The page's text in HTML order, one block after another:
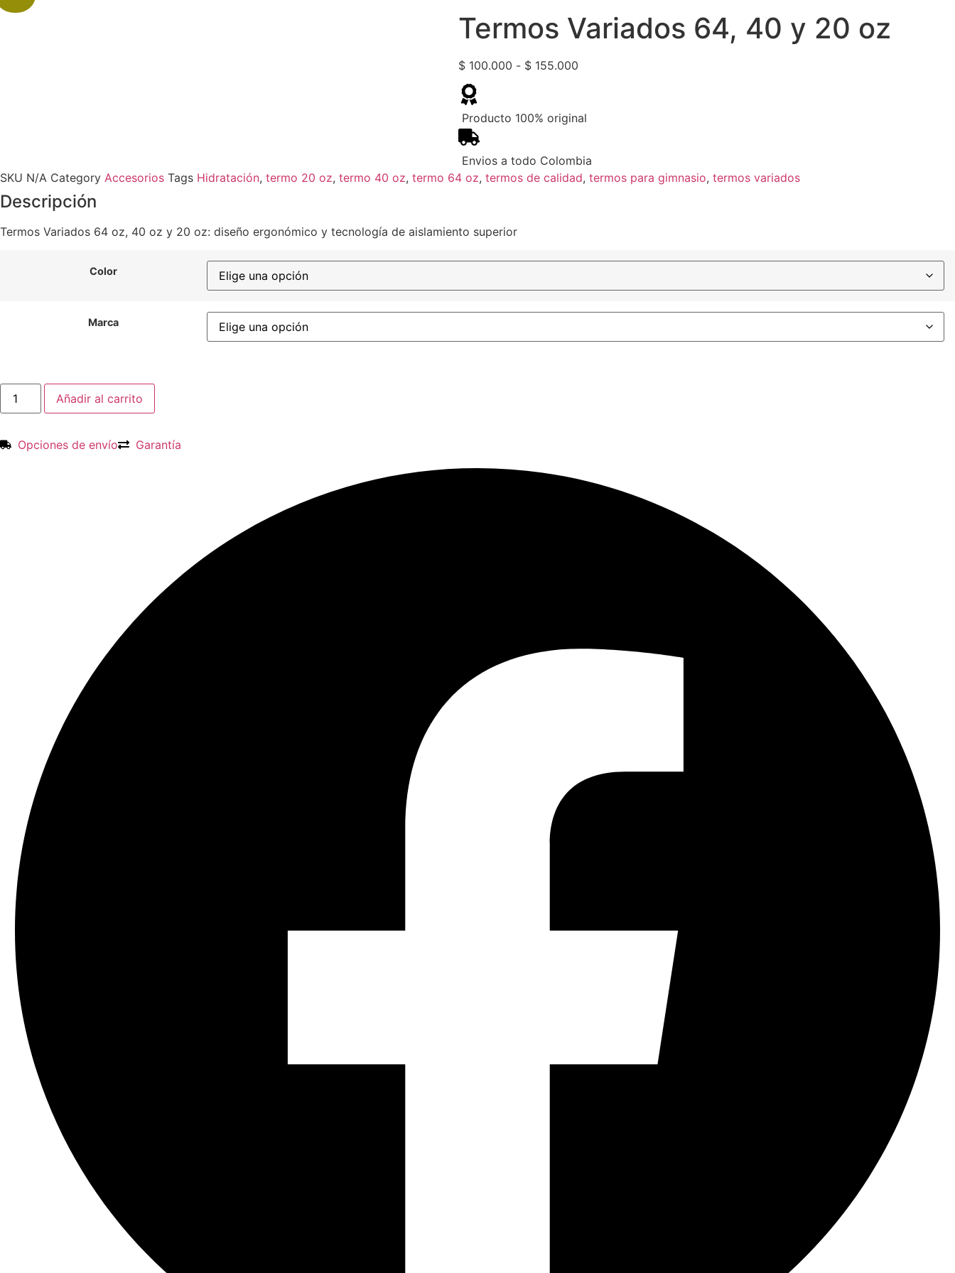
Termos Variados 64, 40 y 20 oz
$ 100.000 - $ 155.000
desde
$ 155.000
Producto 100% original
Envios a todo Colombia
SKU N/A Category Accesorios Tags Hidratación, termo 20 oz, termo 40 oz, termo 64 oz, termos de calidad, termos para gimnasio, termos variados
Descripción
Termos Variados 64 oz, 40 oz y 20 oz: diseño ergonómico y tecnología de aislamiento superior
Color
Marca
Termos
Variados
64,
20
Añadir al carrito
Opciones de envío Garantía